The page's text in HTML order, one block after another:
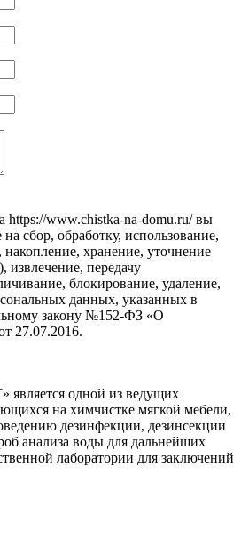
https://www.chistka-na-domu.ru/ вы
сбор, обработку, использование,
накопление, хранение, уточнение
извлечение, передачу
блокирование, удаление,
данных, указанных в
закону №152-ФЗ «О
27.07.2016.
одной из ведущих
на химчистке мягкой мебели,
дезинфекции, дезинсекции
анализа воды для дальнейших
лаборатории для заключений